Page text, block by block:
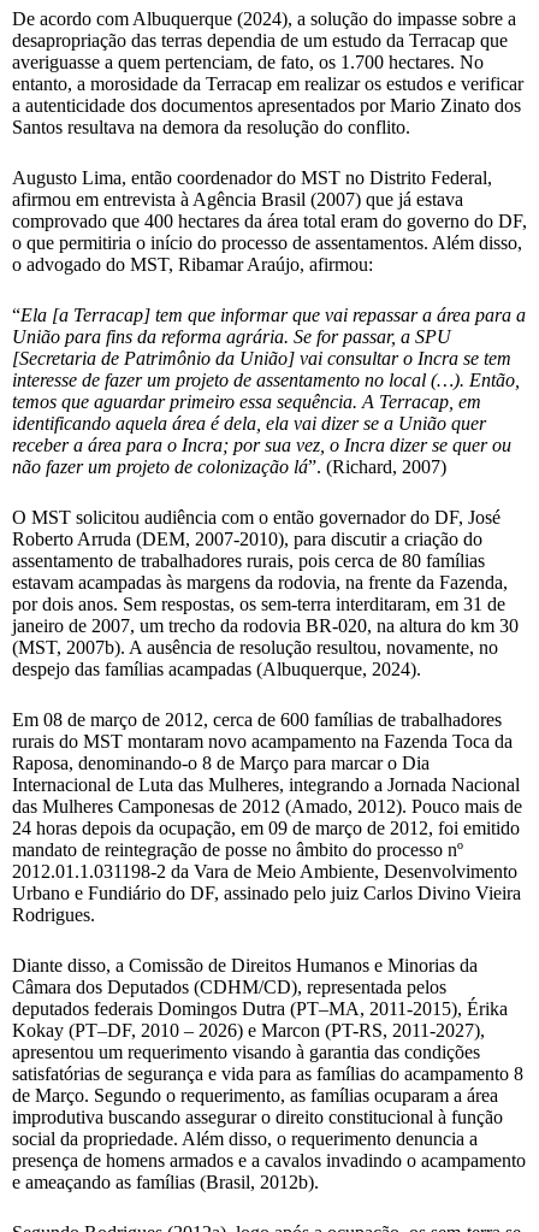
De acordo com Albuquerque (2024), a solução do impasse sobre a
desapropriação das terras dependia de um estudo da Terracap que
averiguasse a quem pertenciam, de fato, os 1.700 hectares. No
entanto, a morosidade da Terracap em realizar os estudos e verificar
a autenticidade dos documentos apresentados por Mario Zinato dos
Santos resultava na demora da resolução do conflito.
Augusto Lima, então coordenador do MST no Distrito Federal,
afirmou em entrevista à Agência Brasil (2007) que já estava
comprovado que 400 hectares da área total eram do governo do DF,
o que permitiria o início do processo de assentamentos. Além disso,
o advogado do MST, Ribamar Araújo, afirmou:
“Ela [a Terracap] tem que informar que vai repassar a área para a
União para fins da reforma agrária. Se for passar, a SPU
[Secretaria de Patrimônio da União] vai consultar o Incra se tem
interesse de fazer um projeto de assentamento no local (…). Então,
temos que aguardar primeiro essa sequência. A Terracap, em
identificando aquela área é dela, ela vai dizer se a União quer
receber a área para o Incra; por sua vez, o Incra dizer se quer ou
não fazer um projeto de colonização lá”. (Richard, 2007)
O MST solicitou audiência com o então governador do DF, José
Roberto Arruda (DEM, 2007-2010), para discutir a criação do
assentamento de trabalhadores rurais, pois cerca de 80 famílias
estavam acampadas às margens da rodovia, na frente da Fazenda,
por dois anos. Sem respostas, os sem-terra interditaram, em 31 de
janeiro de 2007, um trecho da rodovia BR-020, na altura do km 30
(MST, 2007b). A ausência de resolução resultou, novamente, no
despejo das famílias acampadas (Albuquerque, 2024).
Em 08 de março de 2012, cerca de 600 famílias de trabalhadores
rurais do MST montaram novo acampamento na Fazenda Toca da
Raposa, denominando-o 8 de Março para marcar o Dia
Internacional de Luta das Mulheres, integrando a Jornada Nacional
das Mulheres Camponesas de 2012 (Amado, 2012). Pouco mais de
24 horas depois da ocupação, em 09 de março de 2012, foi emitido
mandato de reintegração de posse no âmbito do processo nº
2012.01.1.031198-2 da Vara de Meio Ambiente, Desenvolvimento
Urbano e Fundiário do DF, assinado pelo juiz Carlos Divino Vieira
Rodrigues.
Diante disso, a Comissão de Direitos Humanos e Minorias da
Câmara dos Deputados (CDHM/CD), representada pelos
deputados federais Domingos Dutra (PT–MA, 2011-2015), Érika
Kokay (PT–DF, 2010 – 2026) e Marcon (PT-RS, 2011-2027),
apresentou um requerimento visando à garantia das condições
satisfatórias de segurança e vida para as famílias do acampamento 8
de Março. Segundo o requerimento, as famílias ocuparam a área
improdutiva buscando assegurar o direito constitucional à função
social da propriedade. Além disso, o requerimento denuncia a
presença de homens armados e a cavalos invadindo o acampamento
e ameaçando as famílias (Brasil, 2012b).